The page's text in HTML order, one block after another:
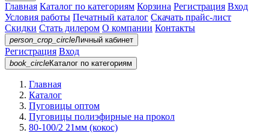
Главная Каталог по категориям Корзина Регистрация Вход
Условия работы Печатный каталог Скачать прайс-лист
Скидки Стать дилером О компании Контакты
person_crop_circleЛичный кабинет
Регистрация Вход
book_circleКаталог по категориям
Главная
Каталог
Пуговицы оптом
Пуговицы полиэфирные на прокол
80-100/2 21мм (кокос)